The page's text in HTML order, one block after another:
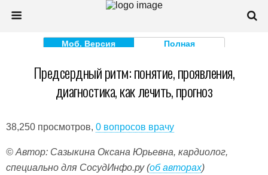
Моб. Версия Полная
Предсердный ритм: понятие, проявления,
диагностика, как лечить, прогноз
38,250 просмотров, 0 вопросов врачу
© Автор: Сазыкина Оксана Юрьевна, кардиолог,
специально для СосудИнфо.ру (об авторах)